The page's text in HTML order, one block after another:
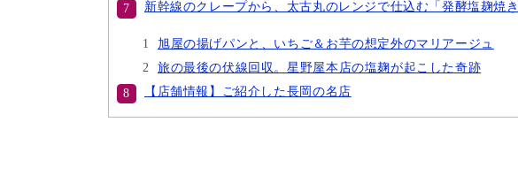
新幹線のクレープから、太古丸のレンジで仕込む「発酵塩麹焼き
旭屋の揚げパンと、いちご＆お芋の想定外のマリアージュ
旅の最後の伏線回収。星野屋本店の塩麹が起こした奇跡
【店舗情報】ご紹介した長岡の名店